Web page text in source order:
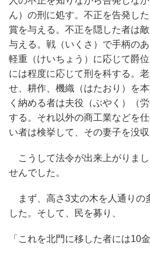
ん）の刑に処す。不正を告発し
賞を与える。不正を隠した者は
与える。戦（いくさ）で手柄の
軽重（けいちょう）に応じて爵
には程度に応じて刑を科する。
せ、耕作、機織（はたおり）を
く納める者は夫役（ぶやく）（
する。それ以外の商工業などを
い者は検挙して、その妻子を没
こうして法令が出来上がりま
せんでした。
まず、高さ3丈の木を人通りの
した。そして、民を募り、
「これを北門に移した者には10